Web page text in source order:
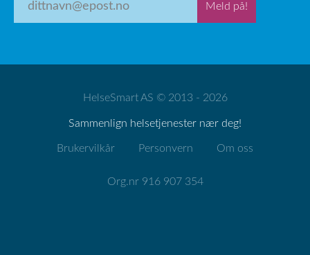
Meld på!
HelseSmart AS © 2013 - 2026
Sammenlign helsetjenester nær deg!
Brukervilkår Personvern Om oss
Org.nr 916 907 354